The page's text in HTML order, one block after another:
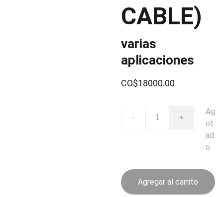
CABLE)
varias
aplicaciones
CO$18000.00
- +
Ag
ot
ad
o
Agregar al carrito